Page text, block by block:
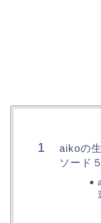
aikoの
ソード